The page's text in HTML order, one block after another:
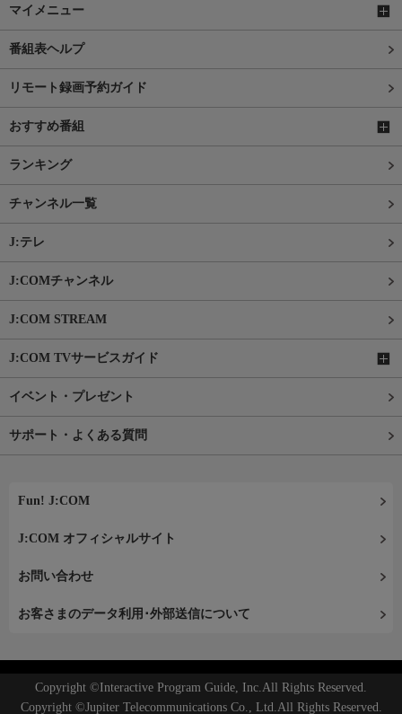
マイメニュー
番組表ヘルプ
リモート録画予約ガイド
おすすめ番組
ランキング
チャンネル一覧
J:テレ
J:COMチャンネル
J:COM STREAM
J:COM TVサービスガイド
イベント・プレゼント
サポート・よくある質問
Fun! J:COM
J:COM オフィシャルサイト
お問い合わせ
お客さまのデータ利用･外部送信について
Copyright ©Interactive Program Guide, Inc.All Rights Reserved.
Copyright ©Jupiter Telecommunications Co., Ltd.All Rights Reserved.